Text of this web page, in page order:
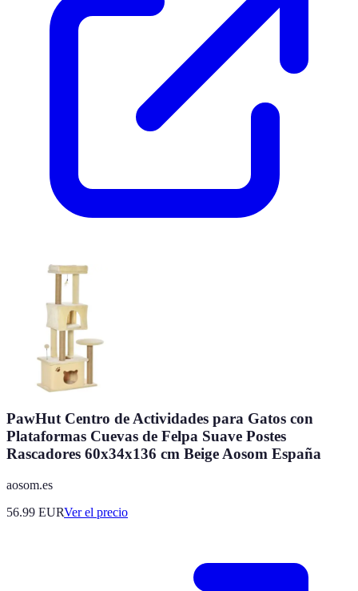
PawHut Centro de Actividades para Gatos con
Plataformas Cuevas de Felpa Suave Postes
Rascadores 60x34x136 cm Beige Aosom España
aosom.es
56.99 EURVer el precio